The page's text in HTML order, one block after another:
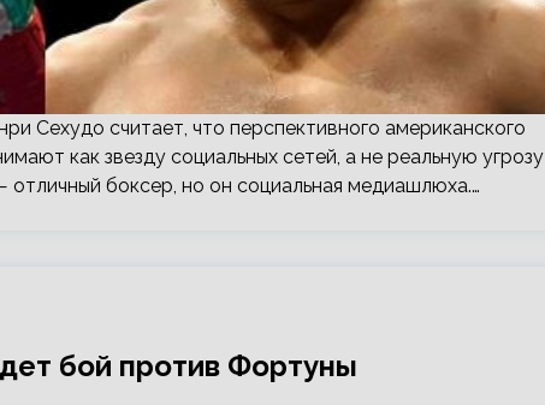
Сехудо считает, что перспективного американского
как звезду социальных сетей, а не реальную угрозу
отличный боксер, но он социальная медиашлюха.…
бой против Фортуны